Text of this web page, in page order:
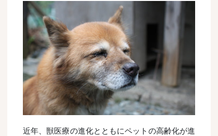
近年、獣医療の進化とともにペットの高齢化が進